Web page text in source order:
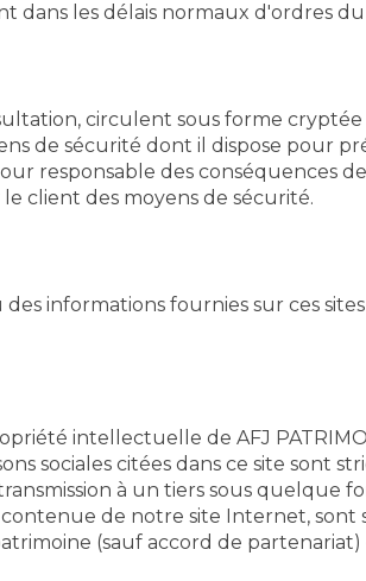
dans les délais normaux d'ordres
circulent sous forme
de sécurité dont il dispose pour
responsable des conséquences
client des moyens de sécurité.
informations fournies sur ces
intellectuelle de AFJ
sociales citées dans ce site sont
à un tiers sous quelque
de notre site Internet, sont
(sauf accord de